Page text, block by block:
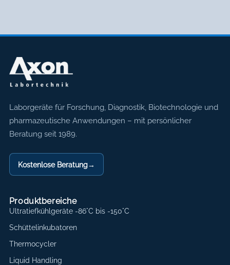
Axon Labortechnik
Laborgeräte für Forschung, Diagnostik, Biotechnologie und
pharmazeutische Anwendungen – mit persönlicher
Beratung seit 1989.
Kostenlose Beratung→
Produktbereiche
Ultratiefkühlgeräte -86°C bis -150°C
Schüttelinkubatoren
Thermocycler
Liquid Handling